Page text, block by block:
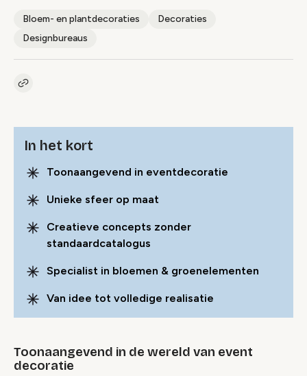
Bloem- en plantdecoraties
Decoraties
Designbureaus
Kopieer link naar pagina
In het kort
Toonaangevend in eventdecoratie
Unieke sfeer op maat
Creatieve concepts zonder
standaardcatalogus
Specialist in bloemen & groenelementen
Van idee tot volledige realisatie
Video geblokkeerd
Accepteer onze cookies om deze inhoud te
Toonaangevend in de wereld van event
decoratie